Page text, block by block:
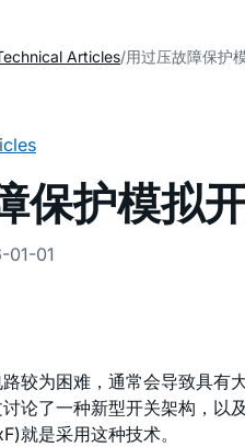
Articles 用过压故障保护
保护模拟
01-01
较为困难，通常会导致具有
论了一种新型开关架构，以
就是采用这种技术。